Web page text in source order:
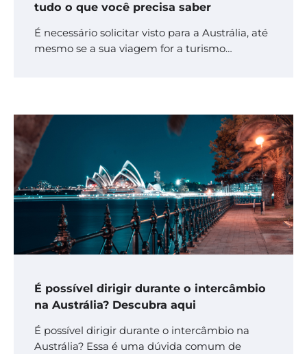
tudo o que você precisa saber
É necessário solicitar visto para a Austrália, até
mesmo se a sua viagem for a turismo…
É possível dirigir durante o intercâmbio
na Austrália? Descubra aqui
É possível dirigir durante o intercâmbio na
Austrália? Essa é uma dúvida comum de